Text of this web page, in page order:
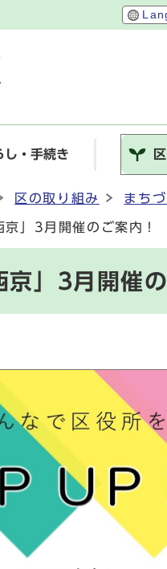
し・手続き
区の取り組み まちづ
京」3月開催のご案内！
京」3月開催の